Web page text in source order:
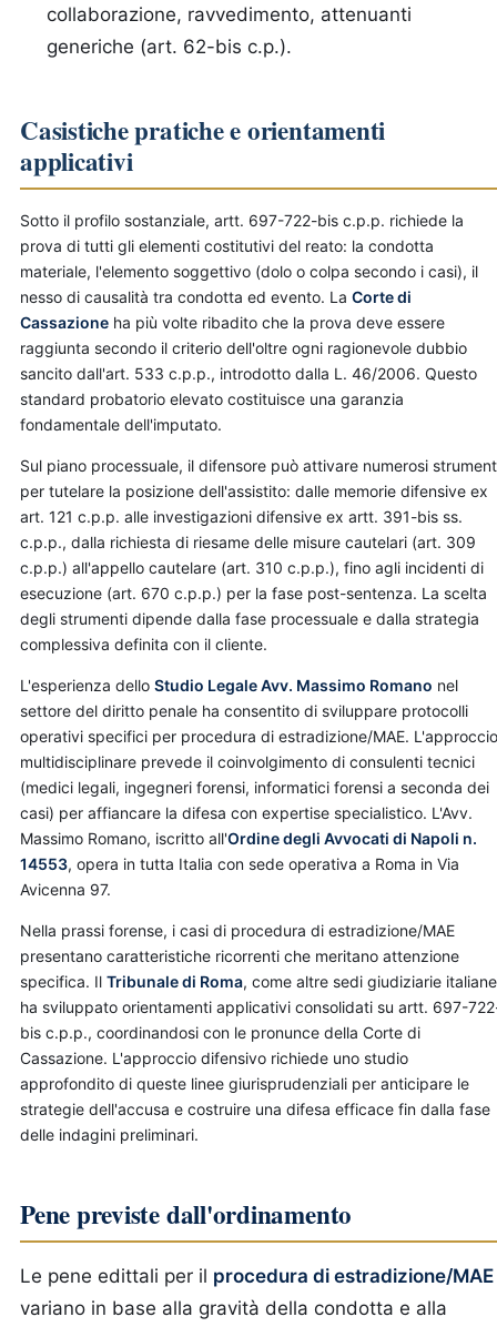
collaborazione, ravvedimento, attenuanti
generiche (art. 62-bis c.p.).
Casistiche pratiche e orientamenti
applicativi
Sotto il profilo sostanziale, artt. 697-722-bis c.p.p. richiede la
prova di tutti gli elementi costitutivi del reato: la condotta
materiale, l'elemento soggettivo (dolo o colpa secondo i casi), il
nesso di causalità tra condotta ed evento. La Corte di
Cassazione ha più volte ribadito che la prova deve essere
raggiunta secondo il criterio dell'oltre ogni ragionevole dubbio
sancito dall'art. 533 c.p.p., introdotto dalla L. 46/2006. Questo
standard probatorio elevato costituisce una garanzia
fondamentale dell'imputato.
Sul piano processuale, il difensore può attivare numerosi
per tutelare la posizione dell'assistito: dalle memorie difensive ex
art. 121 c.p.p. alle investigazioni difensive ex artt. 391-bis ss.
c.p.p., dalla richiesta di riesame delle misure cautelari (art. 309
c.p.p.) all'appello cautelare (art. 310 c.p.p.), fino agli incidenti di
esecuzione (art. 670 c.p.p.) per la fase post-sentenza. La scelta
degli strumenti dipende dalla fase processuale e dalla strategia
complessiva definita con il cliente.
L'esperienza dello Studio Legale Avv. Massimo Romano nel
settore del diritto penale ha consentito di sviluppare protocolli
operativi specifici per procedura di estradizione/MAE. L'approccio
multidisciplinare prevede il coinvolgimento di consulenti tecnici
(medici legali, ingegneri forensi, informatici forensi a seconda dei
casi) per affiancare la difesa con expertise specialistico. L'Avv.
Massimo Romano, iscritto all'Ordine degli Avvocati di Napoli n.
14553, opera in tutta Italia con sede operativa a Roma in Via
Avicenna 97.
Nella prassi forense, i casi di procedura di estradizione/MAE
presentano caratteristiche ricorrenti che meritano attenzione
specifica. Il Tribunale di Roma, come altre sedi giudiziarie
ha sviluppato orientamenti applicativi consolidati su artt. 697-
bis c.p.p., coordinandosi con le pronunce della Corte di
Cassazione. L'approccio difensivo richiede uno studio
approfondito di queste linee giurisprudenziali per anticipare le
strategie dell'accusa e costruire una difesa efficace fin dalla fase
delle indagini preliminari.
Pene previste dall'ordinamento
Le pene edittali per il procedura di estradizione/MAE
variano in base alla gravità della condotta e alla